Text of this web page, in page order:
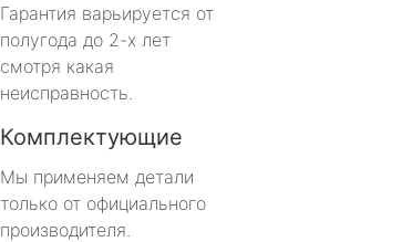
Гарантия варьируется от
полугода до 2-х лет
смотря какая
неисправность.
Комплектующие
Мы применяем детали
только от официального
производителя.